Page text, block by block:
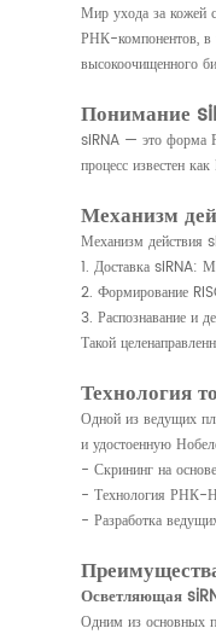
Мир ухода за кожей
РНК-компонентов, в
высокоочищенного
Понимание
siRNA — это форма
процесс известен
Механизм
Механизм действия
1. Доставка siRNA:
2. Формирование
3. Распознавание и
Такой
Технология
Одной из ведущих
и удостоенную
- Скрининг на
- Технология РНК-
- Разработка
Осветляющая
Одним из основных